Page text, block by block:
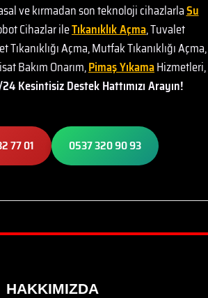
ve kırmadan son teknoloji cihazlarlaSu
Cihazlar ileTıkanıklık Açma, Tuvalet
Tıkanıklığı Açma, Mutfak Tıkanıklığı Açma,
Bakım Onarım,Pimaş YıkamaHizmetleri,
Kesintisiz Destek Hattımızı Arayın!
77 01 0537 320 90 93
HAKKIMIZDA